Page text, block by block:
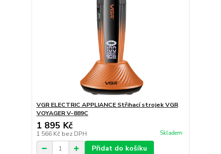
VGR ELECTRIC APPLIANCE Střihací strojek VGR
VOYAGER V-889C
1 895 Kč
1 566 Kč bez DPH Skladem
Přidat do košíku